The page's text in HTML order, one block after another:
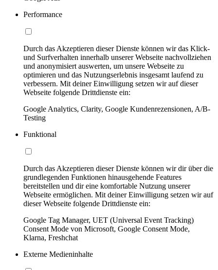
Performance
Durch das Akzeptieren dieser Dienste können wir das Klick-
und Surfverhalten innerhalb unserer Webseite nachvollziehen
und anonymisiert auswerten, um unsere Webseite zu
optimieren und das Nutzungserlebnis insgesamt laufend zu
verbessern. Mit deiner Einwilligung setzen wir auf dieser
Webseite folgende Drittdienste ein:
Google Analytics, Clarity, Google Kundenrezensionen, A/B-
Testing
Funktional
Durch das Akzeptieren dieser Dienste können wir dir über die
grundlegenden Funktionen hinausgehende Features
bereitstellen und dir eine komfortable Nutzung unserer
Webseite ermöglichen. Mit deiner Einwilligung setzen wir auf
dieser Webseite folgende Drittdienste ein:
Google Tag Manager, UET (Universal Event Tracking)
Consent Mode von Microsoft, Google Consent Mode,
Klarna, Freshchat
Externe Medieninhalte